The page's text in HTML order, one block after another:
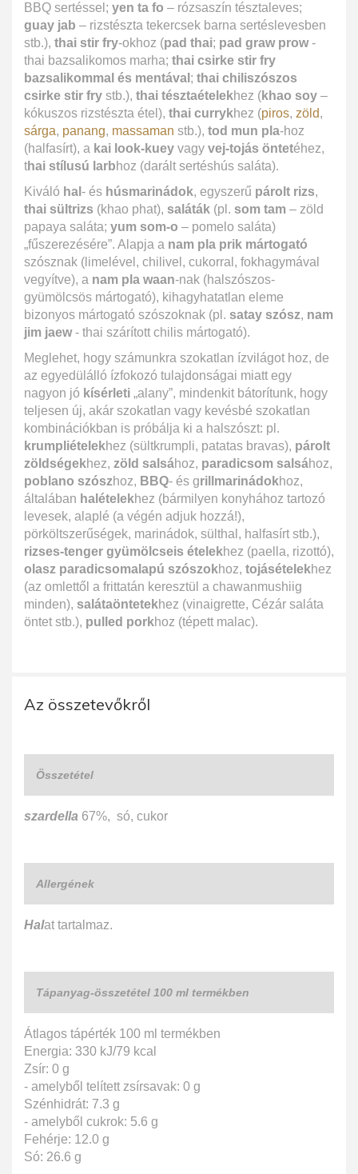
BBQ sertéssel; yen ta fo – rózsaszín tésztaleves;
guay jab – rizstészta tekercsek barna sertéslevesben
stb.), thai stir fry-okhoz (pad thai; pad graw prow-
thai bazsalikomos marha; thai csirke stir fry
bazsalikommal és mentával ; thai chiliszószos
csirke stir fry stb.), thai tésztaételekhez (khao soy –
kókuszos rizstészta étel), thai currykhez (piros, zöld,
sárga, panang, massaman stb.), tod mun pla-hoz
(halfasírt), a kai look-kuey vagy vej-tojás öntetéhez,
thai stílusú larbhoz (darált sertéshús saláta).
Kiváló hal - és húsmarinádok, egyszerű párolt rizs,
thai sültrizs (khao phat), saláták (pl. som tam – zöld
papaya saláta; yum som-o – pomelo saláta)
„fűszerezésére”. Alapja a nam pla prik mártogató
szósznak (limelével, chilivel, cukorral, fokhagymával
vegyítve), a nam pla waan-nak (halszószos-
gyümölcsös mártogató), kihagyhatatlan eleme
bizonyos mártogató szószoknak (pl. satay szósz, nam
jim jaew- thai szárított chilis mártogató).
Meglehet, hogy számunkra szokatlan ízvilágot hoz, de
az egyedülálló ízfokozó tulajdonságai miatt egy
nagyon jó kísérleti „alany”, mindenkit bátorítunk, hogy
teljesen új, akár szokatlan vagy kevésbé szokatlan
kombinációkban is próbálja ki a halszószt: pl.
krumpliételekhez (sültkrumpli, patatas bravas), párolt
zöldségekhez, zöld salsához, paradicsom salsához,
poblano szószhoz, BBQ- és grillmarinádokhoz,
általában halételekhez (bármilyen konyhához tartozó
levesek, alaplé (a végén adjuk hozzá!),
pörköltszerűségek, marinádok, sülthal, halfasírt stb.),
rizses-tenger gyümölcseis ételekhez (paella, rizottó),
olasz paradicsomalapú szószokhoz, tojásételekhez
(az omlettől a frittatán keresztül a chawanmushiig
minden), salátaöntetekhez (vinaigrette, Cézár saláta
öntet stb.), pulled porkhoz (tépett malac).
Az összetevőkről
Összetétel
szardella 67%, só, cukor
Allergének
Halat tartalmaz.
Tápanyag-összetétel 100 ml termékben
Átlagos tápérték 100 ml termékben
Energia: 330 kJ/79 kcal
Zsír: 0 g
- amelyből telített zsírsavak: 0 g
Szénhidrát: 7.3 g
- amelyből cukrok: 5.6 g
Fehérje: 12.0 g
Só: 26.6 g